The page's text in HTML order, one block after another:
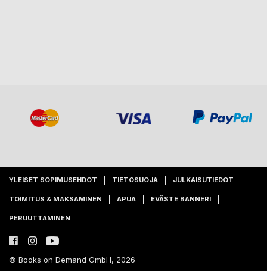
YLEISET SOPIMUSEHDOT TIETOSUOJA JULKAISUTIEDOT
TOIMITUS & MAKSAMINEN APUA EVÄSTE BANNERI
PERUUTTAMINEN
© Books on Demand GmbH, 2026